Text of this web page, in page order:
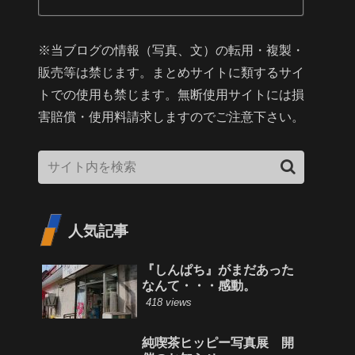
※当ブログの情報（写真、文）の転用・複製・
販売等は禁じます。まとめサイトに類するサイ
トでの使用も禁じます。無断使用サイトには損
害賠償・使用料請求しますのでご注意下さい。
人気記事
『しんぱち』がまだあった
なんて・・・感動。
418 views
純喫茶ヒッピー写真展 開